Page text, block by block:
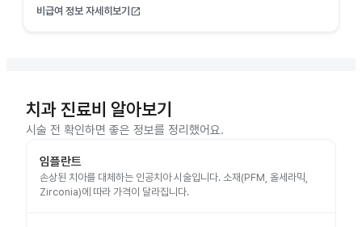
비급여 정보 자세히보기 open_in_new
치과 진료비 알아보기
시술 전 확인하면 좋은 정보를 정리했어요.
임플란트
손상된 치아를 대체하는 인공치아 시술입니다. 소재(PFM, 올세라믹,
Zirconia)에 따라 가격이 달라집니다.